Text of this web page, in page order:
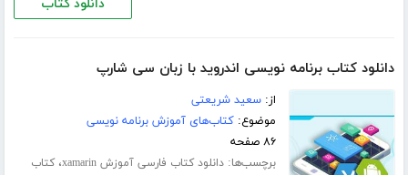
دانلود کتاب
دانلود کتاب برنامه نویسی اندروید با زبان سی شارپ
از:سعید شریعتی
موضوع:کتاب‌های آموزش برنامه نویسی
۸۶ صفحه
برچسب‌ها:دانلود کتاب فارسی آموزش xamarin ،کتاب